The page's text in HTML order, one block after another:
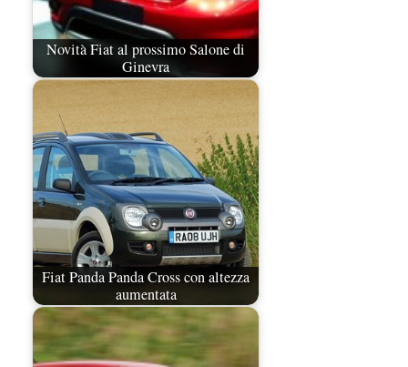
Novità Fiat al prossimo Salone di
Ginevra
Fiat Panda Panda Cross con altezza
aumentata